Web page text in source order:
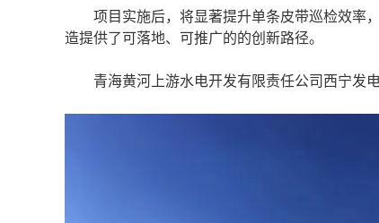
项目实施后，将显著提升单条皮带巡检效率，
造提供了可落地、可推广的的创新路径。
青海黄河上游水电开发有限责任公司西宁发电